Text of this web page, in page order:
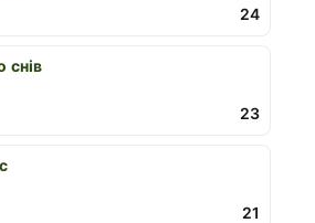
24
23
снів
21